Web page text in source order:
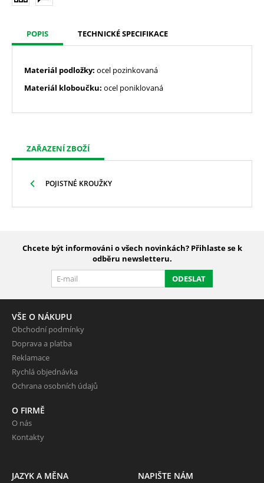
POPIS TECHNICKÉ SPECIFIKACE
Materiál podložky: ocel pozinkovaná
Materiál kloboučku: ocel poniklovaná
ZAŘAZENÍ ZBOŽÍ
POJISTNÉ KROUŽKY
Chcete být informováni o všech novinkách? Přihlaste se k
odběru newsletteru.
ODESLAT
VŠE O NÁKUPU
Obchodní podmínky
Doprava a platba
Reklamace
Rychlá objednávka
Ochrana osobních údajů
O FIRMĚ
O nás
Kontakty
JAZYK A MĚNA NAPIŠTE NÁM